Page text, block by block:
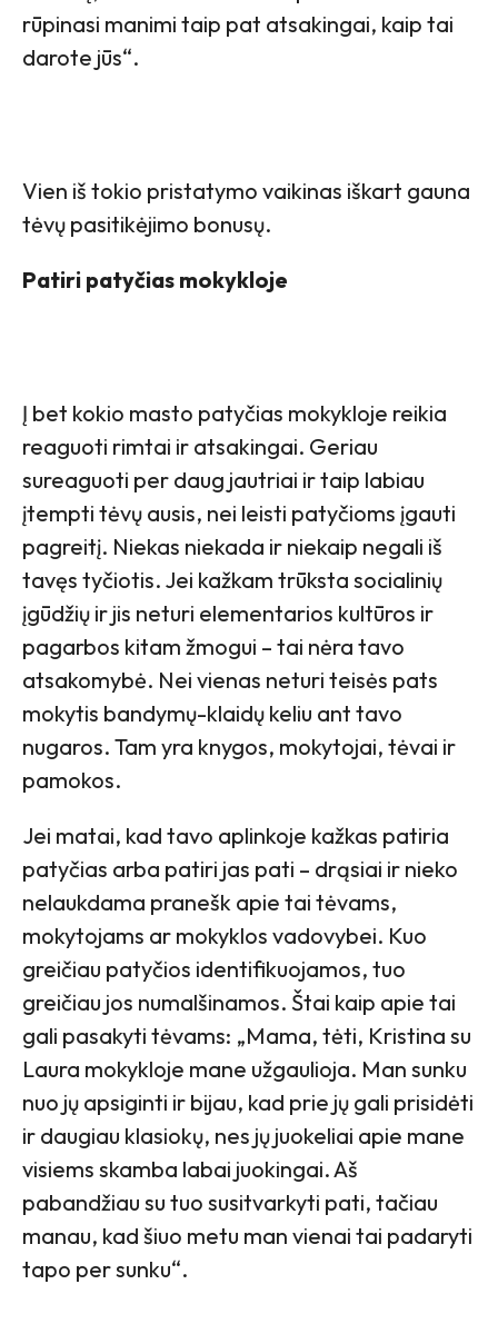
rūpinasi manimi taip pat atsakingai, kaip tai
darote jūs“.
Vien iš tokio pristatymo vaikinas iškart gauna
tėvų pasitikėjimo bonusų.
Patiri patyčias mokykloje
Į bet kokio masto patyčias mokykloje reikia
reaguoti rimtai ir atsakingai. Geriau
sureaguoti per daug jautriai ir taip labiau
įtempti tėvų ausis, nei leisti patyčioms įgauti
pagreitį. Niekas niekada ir niekaip negali iš
tavęs tyčiotis. Jei kažkam trūksta socialinių
įgūdžių ir jis neturi elementarios kultūros ir
pagarbos kitam žmogui – tai nėra tavo
atsakomybė. Nei vienas neturi teisės pats
mokytis bandymų-klaidų keliu ant tavo
nugaros. Tam yra knygos, mokytojai, tėvai ir
pamokos.
Jei matai, kad tavo aplinkoje kažkas patiria
patyčias arba patiri jas pati – drąsiai ir nieko
nelaukdama pranešk apie tai tėvams,
mokytojams ar mokyklos vadovybei. Kuo
greičiau patyčios identifikuojamos, tuo
greičiau jos numalšinamos. Štai kaip apie tai
gali pasakyti tėvams: „Mama, tėti, Kristina su
Laura mokykloje mane užgaulioja. Man sunku
nuo jų apsiginti ir bijau, kad prie jų gali prisidėti
ir daugiau klasiokų, nes jų juokeliai apie mane
visiems skamba labai juokingai. Aš
pabandžiau su tuo susitvarkyti pati, tačiau
manau, kad šiuo metu man vienai tai padaryti
tapo per sunku“.